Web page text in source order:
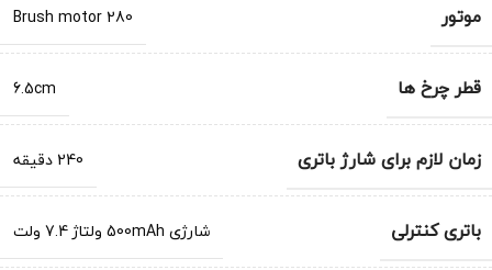
موتور Brush motor 280
قطر چرخ ها 6.5cm
زمان لازم برای شارژ باتری 240 دقیقه
باتری کنترلی شارژی 500mAh ولتاژ 7.4 ولت